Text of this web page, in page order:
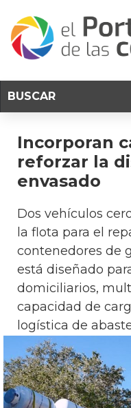
Incorporan
reforzar la
envasado
Dos vehículos
la flota para el
contenedores de
está diseñado
domiciliarios,
capacidad de
logística de